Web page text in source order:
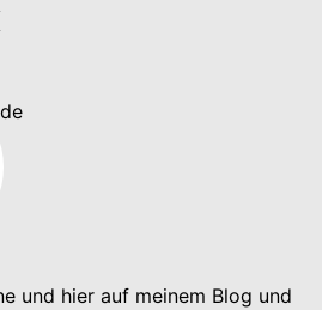
und hier auf meinem Blog und